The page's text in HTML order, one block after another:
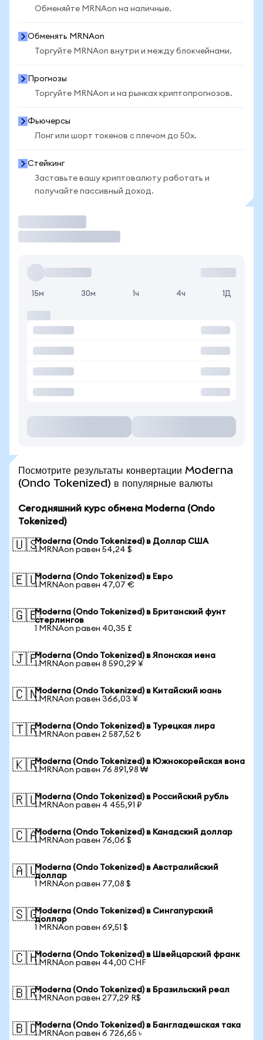
Обменяйте MRNAon на наличные.
Обменять MRNAon
Торгуйте MRNAon внутри и между блокчейнами.
Прогнозы
Торгуйте MRNAon и на рынках криптопрогнозов.
Фьючерсы
Лонг или шорт токенов с плечом до 50x.
Стейкинг
Заставьте вашу криптовалюту работать и
получайте пассивный доход.
15м 30м 1ч 4ч 1Д
Посмотрите результаты конвертации Moderna
(Ondo Tokenized) в популярные валюты
Сегодняшний курс обмена Moderna (Ondo
Tokenized)
🇺🇸Moderna (Ondo Tokenized) в Доллар США
1 MRNAon равен 54,24 $
🇪🇺Moderna (Ondo Tokenized) в Евро
1 MRNAon равен 47,07 €
🇬🇧Moderna (Ondo Tokenized) в Британский фунт
стерлингов
1 MRNAon равен 40,35 £
🇯🇵Moderna (Ondo Tokenized) в Японская иена
1 MRNAon равен 8 590,29 ¥
🇨🇳Moderna (Ondo Tokenized) в Китайский юань
1 MRNAon равен 366,03 ¥
🇹🇷Moderna (Ondo Tokenized) в Турецкая лира
1 MRNAon равен 2 587,52 ₺
🇰🇷Moderna (Ondo Tokenized) в Южнокорейская вона
1 MRNAon равен 76 891,98 ₩
🇷🇺Moderna (Ondo Tokenized) в Российский рубль
1 MRNAon равен 4 455,91 ₽
🇨🇦Moderna (Ondo Tokenized) в Канадский доллар
1 MRNAon равен 76,06 $
🇦🇺Moderna (Ondo Tokenized) в Австралийский
доллар
1 MRNAon равен 77,08 $
🇸🇬Moderna (Ondo Tokenized) в Сингапурский
доллар
1 MRNAon равен 69,51 $
🇨🇭Moderna (Ondo Tokenized) в Швейцарский франк
1 MRNAon равен 44,00 CHF
🇧🇷Moderna (Ondo Tokenized) в Бразильский реал
1 MRNAon равен 277,29 R$
🇧🇩Moderna (Ondo Tokenized) в Бангладешская така
1 MRNAon равен 6 726,65 ৳